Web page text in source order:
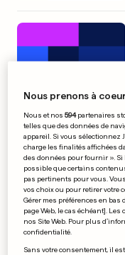
Nous prenons à
Nous et nos594partenaires
telles que des données de
appareil. Si vous sélectionnez
charge les finalités affichées
des données pour fournir ».
possible que certains
pas pertinents pour vous.
vos choix ou pour retirer votre
Gérer mes préférences en bas
page Web, le cas échéant].
nos Site Web. Pour plus
confidentialité.
Sans votre consentement, il